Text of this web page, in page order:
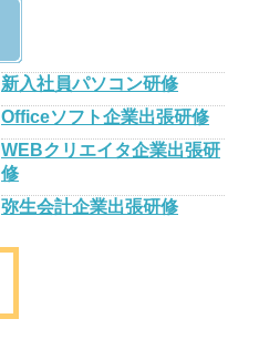
新入社員パソコン研修
Officeソフト企業出張研修
WEBクリエイタ企業出張研
修
弥生会計企業出張研修